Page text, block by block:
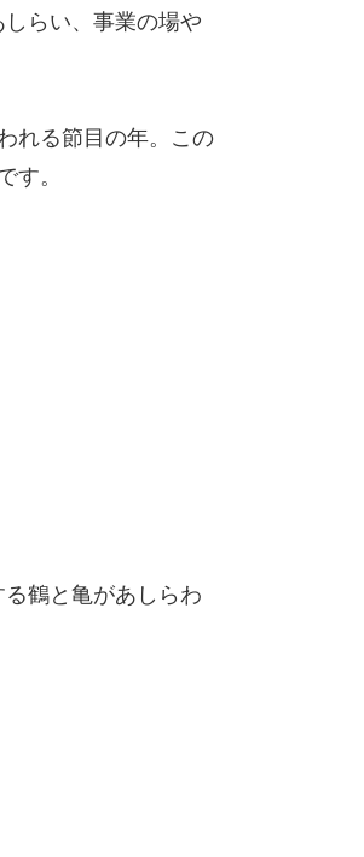
らい、事業の場や
れる節目の年。この
す。
鶴と亀があしらわ